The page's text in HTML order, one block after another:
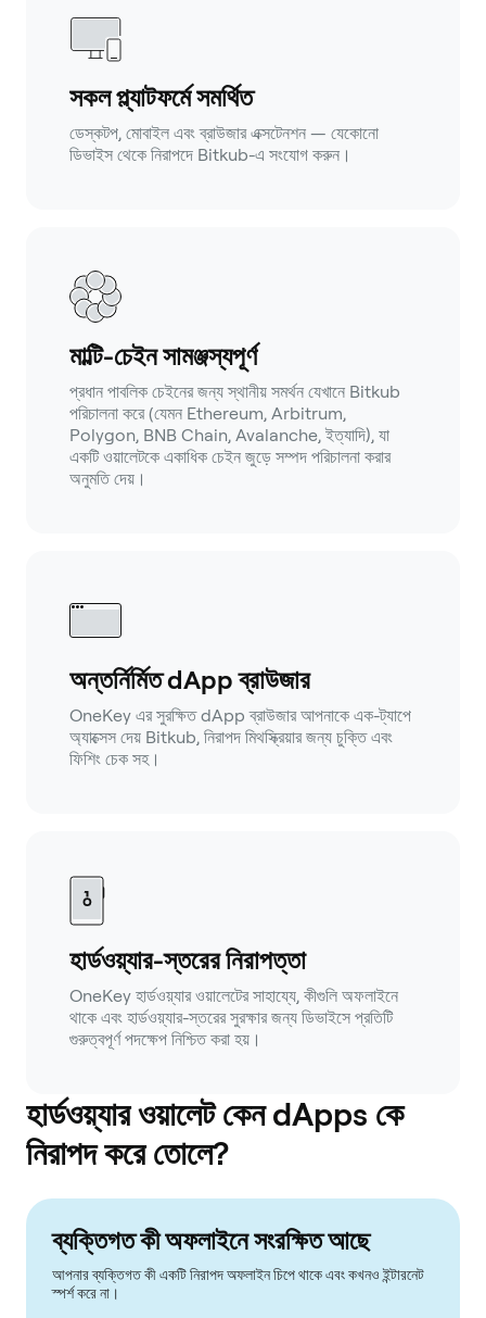
সকল প্ল্যাটফর্মে সমর্থিত
ডেস্কটপ, মোবাইল এবং ব্রাউজার এক্সটেনশন — যেকোনো
ডিভাইস থেকে নিরাপদে Bitkub-এ সংযোগ করুন।
মাল্টি-চেইন সামঞ্জস্যপূর্ণ
প্রধান পাবলিক চেইনের জন্য স্থানীয় সমর্থন যেখানে Bitkub
পরিচালনা করে (যেমন Ethereum, Arbitrum,
Polygon, BNB Chain, Avalanche, ইত্যাদি), যা
একটি ওয়ালেটকে একাধিক চেইন জুড়ে সম্পদ পরিচালনা করার
অনুমতি দেয়।
অন্তর্নির্মিত dApp ব্রাউজার
OneKey এর সুরক্ষিত dApp ব্রাউজার আপনাকে এক-ট্যাপে
অ্যাক্সেস দেয় Bitkub, নিরাপদ মিথস্ক্রিয়ার জন্য চুক্তি এবং
ফিশিং চেক সহ।
হার্ডওয়্যার-স্তরের নিরাপত্তা
OneKey হার্ডওয়্যার ওয়ালেটের সাহায্যে, কীগুলি অফলাইনে
থাকে এবং হার্ডওয়্যার-স্তরের সুরক্ষার জন্য ডিভাইসে প্রতিটি
গুরুত্বপূর্ণ পদক্ষেপ নিশ্চিত করা হয়।
হার্ডওয়্যার ওয়ালেট কেন dApps কে
নিরাপদ করে তোলে?
ব্যক্তিগত কী অফলাইনে সংরক্ষিত আছে
আপনার ব্যক্তিগত কী একটি নিরাপদ অফলাইন চিপে থাকে এবং কখনও ইন্টারনেট
স্পর্শ করে না।